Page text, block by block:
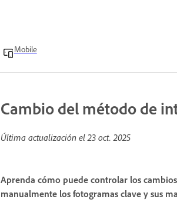
Mobile
Cambio del método de
Última actualización el23 oct. 2025
Aprenda cómo puede controlar los
manualmente los fotogramas clave y sus